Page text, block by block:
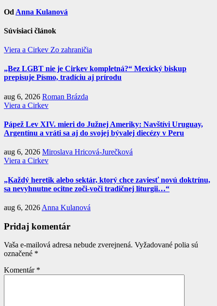
Od Anna Kulanová
Súvisiaci článok
Viera a Cirkev Zo zahraničia
„Bez LGBT nie je Cirkev kompletná?“ Mexický biskup
prepisuje Písmo, tradíciu aj prírodu
aug 6, 2026 Roman Brázda
Viera a Cirkev
Pápež Lev XIV. mieri do Južnej Ameriky: Navštívi Uruguay,
Argentínu a vráti sa aj do svojej bývalej diecézy v Peru
aug 6, 2026 Miroslava Hricová-Jurečková
Viera a Cirkev
„Každý heretik alebo sektár, ktorý chce zaviesť novú doktrínu,
sa nevyhnutne ocitne zoči-voči tradičnej liturgii…“
aug 6, 2026 Anna Kulanová
Pridaj komentár
Vaša e-mailová adresa nebude zverejnená. Vyžadované polia sú
označené *
Komentár *